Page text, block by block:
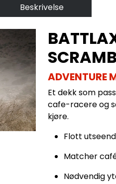
Beskrivelse
ADVENTURE
Et dekk som
cafe-racere og
kjøre.
Flott
Matcher
Nødvendig